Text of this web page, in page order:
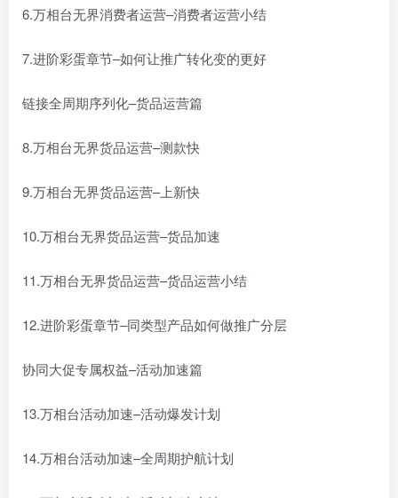
6.万相台无界消费者运营–消费者运营小结
7.进阶彩蛋章节–如何让推广转化变的更好
链接全周期序列化–货品运营篇
8.万相台无界货品运营–测款快
9.万相台无界货品运营–上新快
10.万相台无界货品运营–货品加速
11.万相台无界货品运营–货品运营小结
12.进阶彩蛋章节–同类型产品如何做推广分层
协同大促专属权益–活动加速篇
13.万相台活动加速–活动爆发计划
14.万相台活动加速–全周期护航计划